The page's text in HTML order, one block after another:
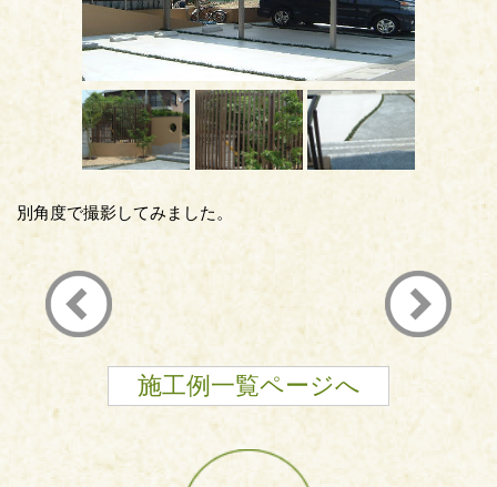
別角度で撮影してみました。
施工例一覧ページへ